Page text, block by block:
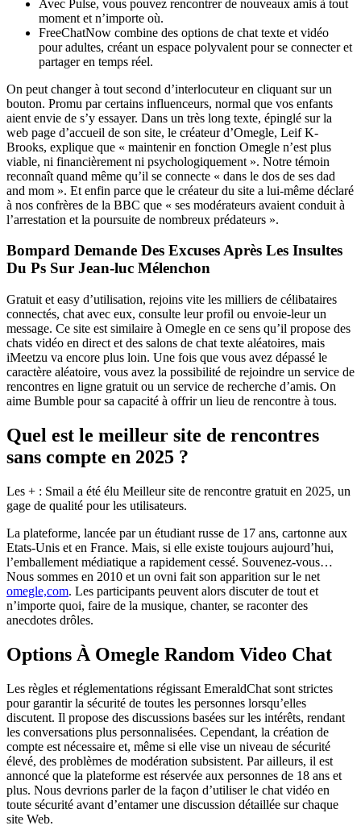
Avec Pulse, vous pouvez rencontrer de nouveaux amis à tout
moment et n’importe où.
FreeChatNow combine des options de chat texte et vidéo
pour adultes, créant un espace polyvalent pour se connecter et
partager en temps réel.
On peut changer à tout second d’interlocuteur en cliquant sur un
bouton. Promu par certains influenceurs, normal que vos enfants
aient envie de s’y essayer. Dans un très long texte, épinglé sur la
web page d’accueil de son site, le créateur d’Omegle, Leif K-
Brooks, explique que « maintenir en fonction Omegle n’est plus
viable, ni financièrement ni psychologiquement ». Notre témoin
reconnaît quand même qu’il se connecte « dans le dos de ses dad
and mom ». Et enfin parce que le créateur du site a lui-même déclaré
à nos confrères de la BBC que « ses modérateurs avaient conduit à
l’arrestation et la poursuite de nombreux prédateurs ».
Bompard Demande Des Excuses Après Les Insultes
Du Ps Sur Jean-luc Mélenchon
Gratuit et easy d’utilisation, rejoins vite les milliers de célibataires
connectés, chat avec eux, consulte leur profil ou envoie-leur un
message. Ce site est similaire à Omegle en ce sens qu’il propose des
chats vidéo en direct et des salons de chat texte aléatoires, mais
iMeetzu va encore plus loin. Une fois que vous avez dépassé le
caractère aléatoire, vous avez la possibilité de rejoindre un service de
rencontres en ligne gratuit ou un service de recherche d’amis. On
aime Bumble pour sa capacité à offrir un lieu de rencontre à tous.
Quel est le meilleur site de rencontres
sans compte en 2025 ?
Les + : Smail a été élu Meilleur site de rencontre gratuit en 2025, un
gage de qualité pour les utilisateurs.
La plateforme, lancée par un étudiant russe de 17 ans, cartonne aux
Etats-Unis et en France. Mais, si elle existe toujours aujourd’hui,
l’emballement médiatique a rapidement cessé. Souvenez-vous…
Nous sommes en 2010 et un ovni fait son apparition sur le net
omegle,com. Les participants peuvent alors discuter de tout et
n’importe quoi, faire de la musique, chanter, se raconter des
anecdotes drôles.
Options À Omegle Random Video Chat
Les règles et réglementations régissant EmeraldChat sont strictes
pour garantir la sécurité de toutes les personnes lorsqu’elles
discutent. Il propose des discussions basées sur les intérêts, rendant
les conversations plus personnalisées. Cependant, la création de
compte est nécessaire et, même si elle vise un niveau de sécurité
élevé, des problèmes de modération subsistent. Par ailleurs, il est
annoncé que la plateforme est réservée aux personnes de 18 ans et
plus. Nous devrions parler de la façon d’utiliser le chat vidéo en
toute sécurité avant d’entamer une discussion détaillée sur chaque
site Web.